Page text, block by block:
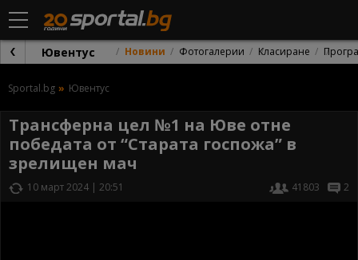
Ювентус Новини Фотогалерии Класиране
Sportal.bg Ювентус
Трансферна цел №1 на Юве отне
победата от “Старата госпожа” в
зрелищен мач
10 март 2024 | 20:51 41803 2